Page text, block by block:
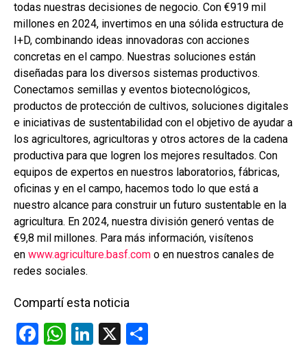
todas nuestras decisiones de negocio. Con €919 mil
millones en 2024, invertimos en una sólida estructura de
I+D, combinando ideas innovadoras con acciones
concretas en el campo. Nuestras soluciones están
diseñadas para los diversos sistemas productivos.
Conectamos semillas y eventos biotecnológicos,
productos de protección de cultivos, soluciones digitales
e iniciativas de sustentabilidad con el objetivo de ayudar a
los agricultores, agricultoras y otros actores de la cadena
productiva para que logren los mejores resultados. Con
equipos de expertos en nuestros laboratorios, fábricas,
oficinas y en el campo, hacemos todo lo que está a
nuestro alcance para construir un futuro sustentable en la
agricultura. En 2024, nuestra división generó ventas de
€9,8 mil millones. Para más información, visítenos
en www.agriculture.basf.com o en nuestros canales de
redes sociales.
Compartí esta noticia
F
W
Li
X